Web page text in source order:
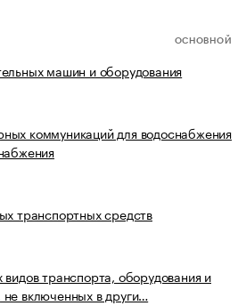
ОСНОВНОЙ
машин и оборудования
коммуникаций для водоснабжения
транспортных средств
транспорта, оборудования и
включенных в други…